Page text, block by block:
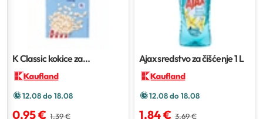
K Classic kokice za
12.08 do 18.08
0,95 € 1,39 €
Ajax sredstvo za čišćenje1 L
12.08 do 18.08
1,84 € 3,69 €